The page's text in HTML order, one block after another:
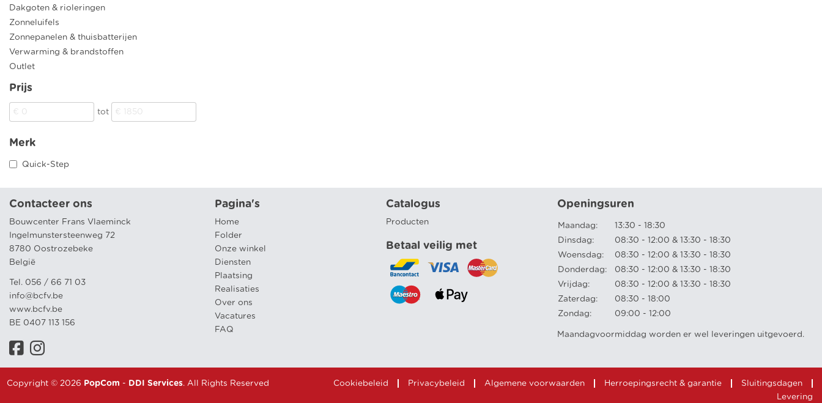
Dakgoten & rioleringen
Zonneluifels
Zonnepanelen & thuisbatterijen
Verwarming & brandstoffen
Outlet
Prijs
tot
Merk
Quick-Step
Contacteer ons
Bouwcenter Frans Vlaeminck
Ingelmunstersteenweg 72
8780 Oostrozebeke
België
Tel. 056 / 66 71 03
info@bcfv.be
www.bcfv.be
BE 0407 113 156
Pagina's
Home
Folder
Onze winkel
Diensten
Plaatsing
Realisaties
Over ons
Vacatures
FAQ
Catalogus
Producten
Betaal veilig met
Openingsuren
Maandag:
13:30 - 18:30
Dinsdag:
08:30 - 12:00 & 13:30 - 18:30
Woensdag:
08:30 - 12:00 & 13:30 - 18:30
Donderdag:
08:30 - 12:00 & 13:30 - 18:30
Vrijdag:
08:30 - 12:00 & 13:30 - 18:30
Zaterdag:
08:30 - 18:00
Zondag:
09:00 - 12:00
Maandagvoormiddag worden er wel leveringen uitgevoerd.
Copyright © 2026 PopCom - DDI Services. All Rights Reserved Cookiebeleid Privacybeleid Algemene voorwaarden Herroepingsrecht & garantie
Sluitingsdagen
Levering